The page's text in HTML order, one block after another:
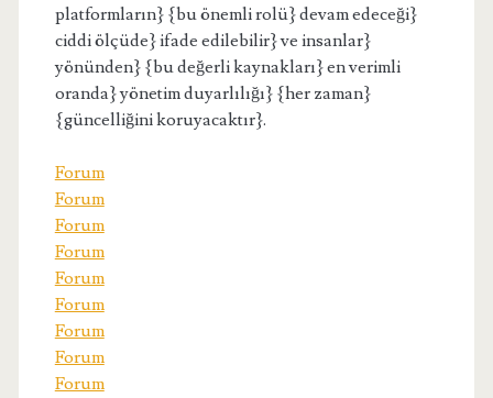
platformların} {bu önemli rolü} devam edeceği}
ciddi ölçüde} ifade edilebilir} ve insanlar}
yönünden} {bu değerli kaynakları} en verimli
oranda} yönetim duyarlılığı} {her zaman}
{güncelliğini koruyacaktır}.
Forum
Forum
Forum
Forum
Forum
Forum
Forum
Forum
Forum